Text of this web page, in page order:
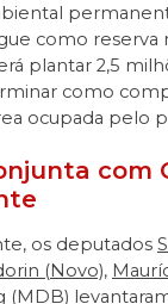
como reserva
plantar 2,5
como
ocupada pelo
com
os deputados
(Novo),
(MDB)